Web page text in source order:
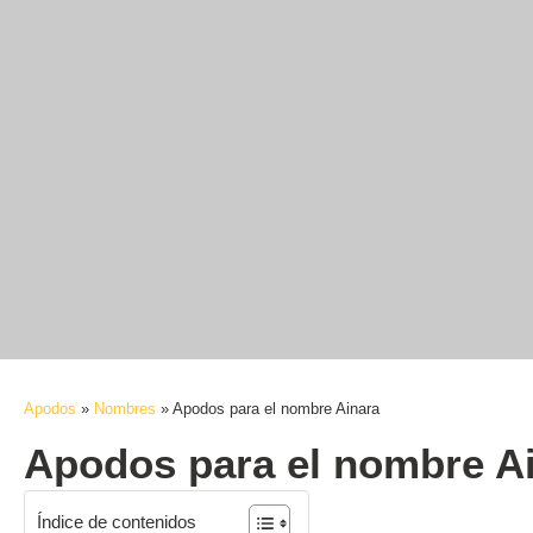
Apodos » Nombres » Apodos para el nombre Ainara
Apodos para el nombre
Índice de contenidos